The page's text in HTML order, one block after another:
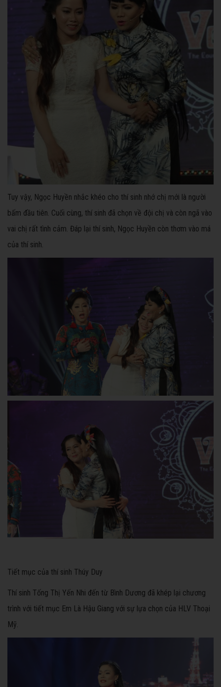
Tuy vậy, Ngọc Huyền nhắc khéo cho thí sinh nhớ chị mới là người
bấm đầu tiên. Cuối cùng, thí sinh đã chọn về đội chị và còn ngã vào
vai chị rất tình cảm. Đáp lại thí sinh, Ngọc Huyền còn thơm vào má
của thí sinh.
Tiết mục của thí sinh Thúy Duy
Thí sinh Tống Thị Yến Nhi đến từ Bình Dương đã khép lại chương
trình với tiết mục Em Là Hậu Giang với sự lựa chọn của HLV Thoại
Mỹ.